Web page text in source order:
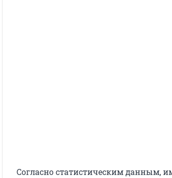
Согласно статистическим данным,